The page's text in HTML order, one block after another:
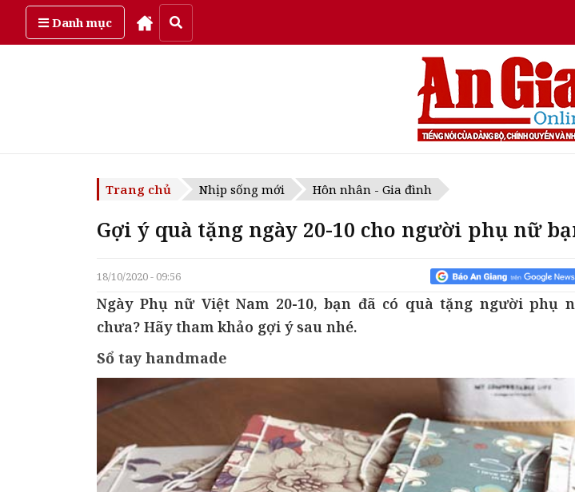
Danh mụcThứ bảy, ngày 8/08/2026
Trang chủ Nhịp sống mới Hôn nhân - Gia đình
Gợi ý quà tặng ngày 20-10 cho người phụ nữ
18/10/2020 - 09:56
Ngày Phụ nữ Việt Nam 20-10, bạn đã có quà tặng người phụ
chưa? Hãy tham khảo gợi ý sau nhé.
Sổ tay handmade